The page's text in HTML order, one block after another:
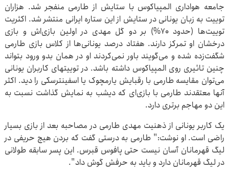
جامعه هواداری المپیاکوس با ستایش از طارمی منفجر شد. هزاران
‌‏توییت به زبان یونانی در ستایش از این ستاره ایرانی منتشر شد. ‌‏اکثریت
توییت‌ها (حدود ۷۰%) بر دو گل مهدی در اولین بازی‌اش و ‌‏بازی
درخشان او تمرکز دارند. هفتاد درصد یونانی‌ها از کلاس بازی ‌‏طارمی
شگفت‌زده شده و می‌گویند باور نمی‌کردند او در همان بدو ‌‏ورود بتواند
چنین تاثیری روی المپیاکوس داشته باشد. در توییتهای ‌‏کاربران یونانی
می‌توان مقایسه طارمی با رقبایش یارمچوک یا ‌‏اسفینترسکی را دید. اکثر
آنها معتقدند طارمی با بازی‌ای که دیشب به ‌‏نمایش گذاشت نسبت به
این دو مهاجم برتری دارد. ‏
یک کاربر یونانی از ذهنیت مهدی طارمی در مصاحبه بعد از بازی ‌‏بسیار
راضی است. او نوشت:" طارمی به درستی گفت که بردن هیچ ‌‏حریفی در
لیگ قهرمانان آسان نیست حتی پافوس قبرس. این پسر ‌‏سابقه طولانی
در لیگ قهرمانان دارد و باید به حرفش گوش داد".‏